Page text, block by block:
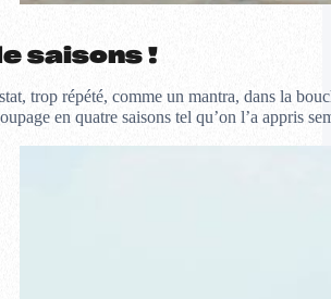
saisons !
trop répété, comme un mantra, dans la
en quatre saisons tel qu’on l’a appris